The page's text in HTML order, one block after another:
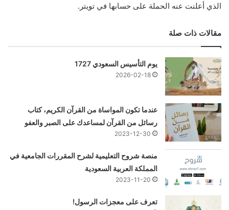
الذي أعلنت عنه الحملة على حسابها في تويتر.
مقالات ذات صلة
يوم التأسيس السعودي 1727
2026-02-18
عندما تكون المواساة من القرآن الكريم، كتاب
رسائل من القرآن لمساعدك على الصبر والعفو
2023-12-30
منصة شروح التعليمية لشرح المقررات الجامعية في
المملكة العربية السعودية
2023-11-20
تعرف على معجزات الرسول!